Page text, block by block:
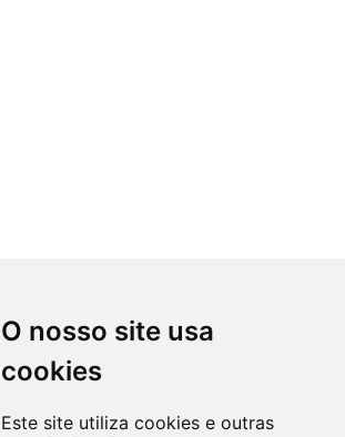
O nosso site usa
cookies
Este site utiliza cookies e outras